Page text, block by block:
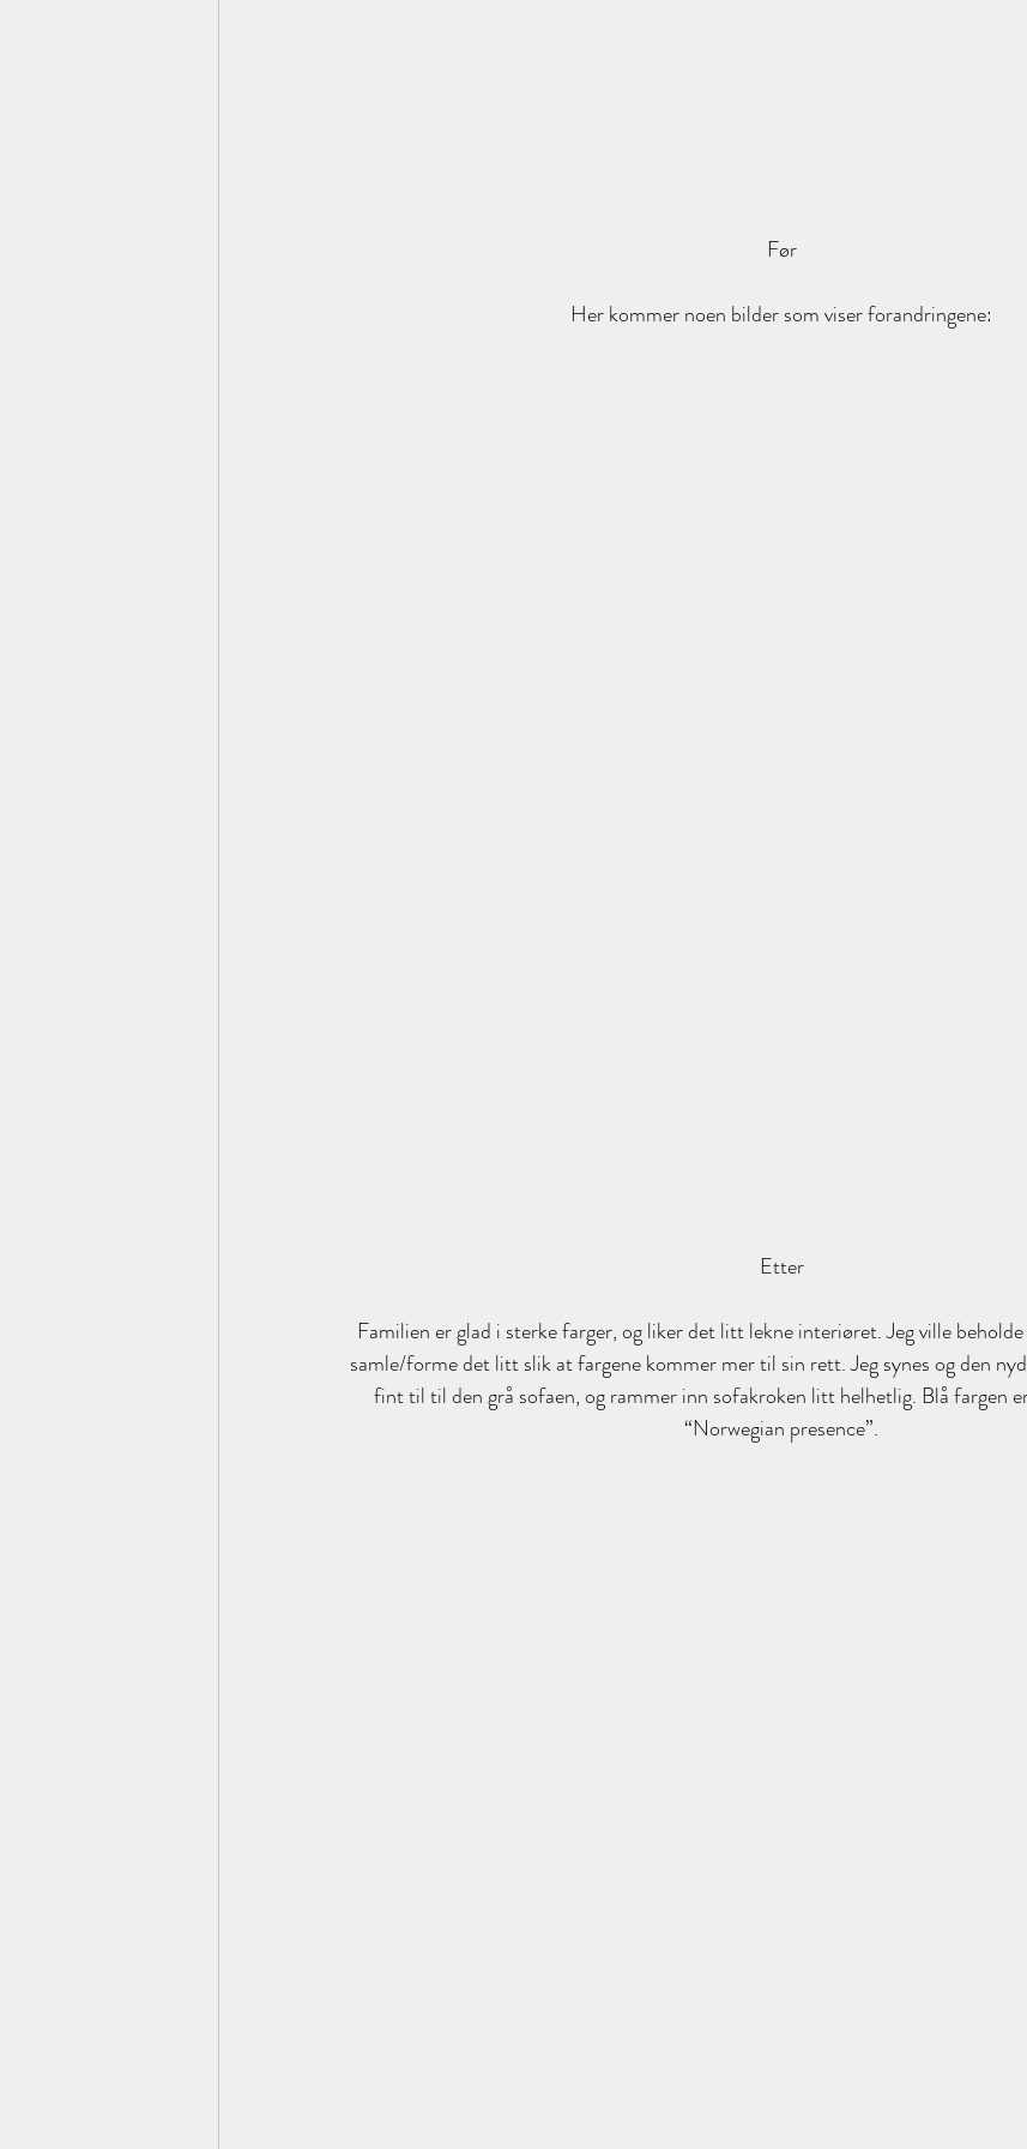
Før
Her kommer noen bilder som viser forandringene:
Etter
Familien er glad i sterke farger, og liker det litt lekne interiøret. Jeg ville
samle/forme det litt slik at fargene kommer mer til sin rett. Jeg synes og den
fint til til den grå sofaen, og rammer inn sofakroken litt helhetlig. Blå fargen
“Norwegian presence”.